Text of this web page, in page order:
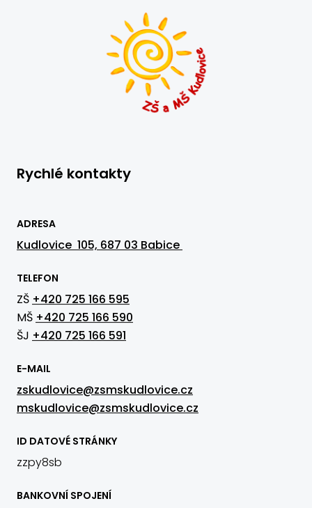
Rychlé kontakty
ADRESA
Kudlovice 105, 687 03 Babice
TELEFON
ZŠ +420 725 166 595
MŠ +420 725 166 590
ŠJ +420 725 166 591
E-MAIL
zskudlovice@zsmskudlovice.cz
mskudlovice@zsmskudlovice.cz
ID DATOVÉ STRÁNKY
zzpy8sb
BANKOVNÍ SPOJENÍ